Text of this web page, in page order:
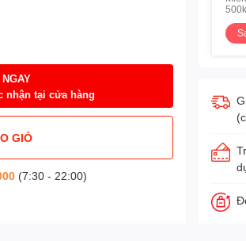
nhận tại cửa hàng
GIỎ
(7:30 - 22:00)